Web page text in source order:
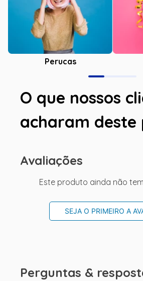
Perucas
O que nossos
acharam deste
Avaliações
Este produto ainda não
SEJA O PRIMEIRO A
Perguntas &